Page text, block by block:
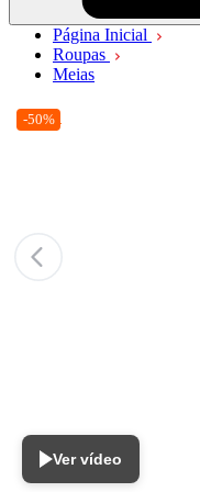
Página Inicial
Roupas
Meias
-50%
Ver vídeo